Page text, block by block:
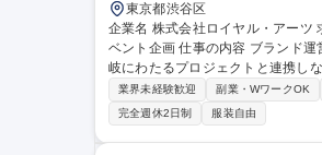
東京都渋谷区
企業名 株式会社ロイヤル・アーツ 求人名 【PR・広報】年休124日/チョコ専門店・カフェ等のブランド運営・イ
ベント企画 仕事の内容 ブランド運営やイベント企画、PR・広報業務など幅広い領域に携わるポジションです。多
岐にわたるプロジェクトと連携し
の中核人材です！ 【具体的には】イベント企画・運営、広告企画、プレスリリース作成、メディア対応などのP
R・広報を担当頂きます。また、
展示・出版・空間づくりに関わる
代表の海外ロケ手配など、プロジェクト推進
業界未経験歓迎 副業・WワークOK
完全週休2日制
服装自由